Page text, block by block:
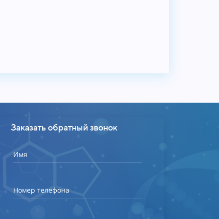
Заказать обратный звонок
Имя
Номер телефона